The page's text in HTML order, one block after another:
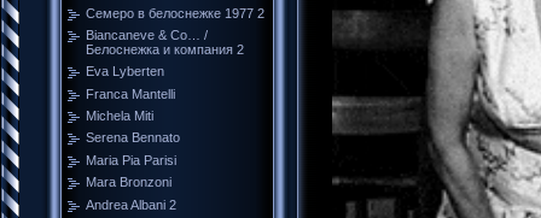
Семеро в белоснежке 1977 2
Biancaneve & Co… /
Белоснежка и компания 2
Eva Lyberten
Franca Mantelli
Michela Miti
Serena Bennato
Maria Pia Parisi
Mara Bronzoni
Andrea Albani 2